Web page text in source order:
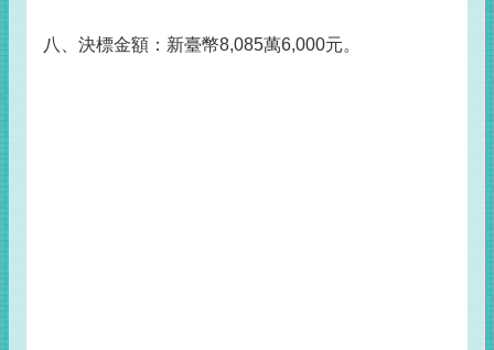
八、決標金額：新臺幣8,085萬6,000元。